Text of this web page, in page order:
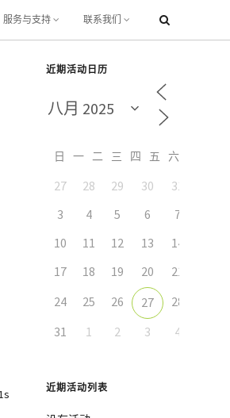
服务与支持 联系我们
近期活动日历
日 一 二 三 四 五
27 28 29 30 31
3
4 5 6 7
10
11 12 13 14
17
18 19 20 21
24
25 26 27 28
31
1 2 3 4
近期活动列表